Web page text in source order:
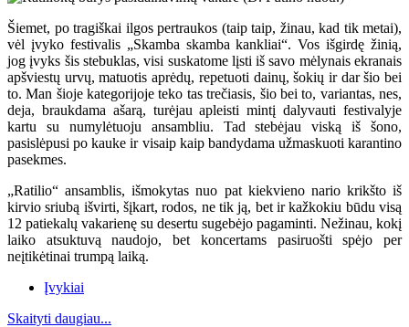
Šiemet, po tragiškai ilgos pertraukos (taip taip, žinau, kad tik metai),
vėl įvyko festivalis „Skamba skamba kankliai“. Vos išgirdę žinią,
jog įvyks šis stebuklas, visi suskatome lįsti iš savo mėlynais ekranais
apšviestų urvų, matuotis aprėdų, repetuoti dainų, šokių ir dar šio bei
to. Man šioje kategorijoje teko tas trečiasis, šio bei to, variantas, nes,
deja, braukdama ašarą, turėjau apleisti mintį dalyvauti festivalyje
kartu su numylėtuoju ansambliu. Tad stebėjau viską iš šono,
pasislėpusi po kauke ir visaip kaip bandydama užmaskuoti karantino
pasekmes.
„Ratilio“ ansamblis, išmokytas nuo pat kiekvieno nario krikšto iš
kirvio sriubą išvirti, šįkart, rodos, ne tik ją, bet ir kažkokiu būdu visą
12 patiekalų vakarienę su desertu sugebėjo pagaminti. Nežinau, kokį
laiko atsuktuvą naudojo, bet koncertams pasiruošti spėjo per
neįtikėtinai trumpą laiką.
Įvykiai
Skaityti daugiau...